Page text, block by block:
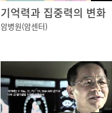
기억력과 집중력의 변화
암병원(암센터)